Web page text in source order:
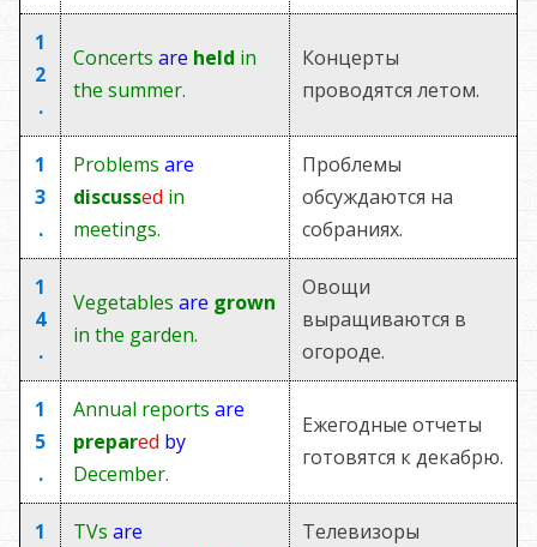
1
2
.
Concertsare held in
the summer.
Концерты
проводятся летом.
1
3
.
Problemsare
discussed in
meetings.
Проблемы
обсуждаются на
собраниях.
1
4
.
Vegetablesare grown
in the garden.
Овощи
выращиваются в
огороде.
1
5
.
Annual reportsare
prepared by
December.
Ежегодные отчеты
готовятся к декабрю.
1
TVsare
Телевизоры